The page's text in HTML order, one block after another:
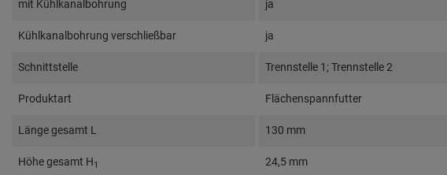
mit Kühlkanalbohrung ja
Kühlkanalbohrung verschließbar ja
Schnittstelle Trennstelle 1; Trennstelle 2
Produktart Flächenspannfutter
Länge gesamt L 130 mm
Höhe gesamt H1 24,5 mm